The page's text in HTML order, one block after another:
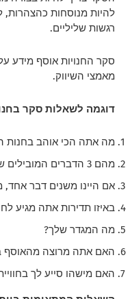
להיות מנוסחות כהצהרות,
רגשות שליליים.
סקר החנויות אוסף מידע
מאמצי השיווק.
דוגמה לשאלות סקר
מה אתה הכי אוהב בחנות
מהם 3 הדברים המובילים שאתה לא אוהב בחנות הזו?
אם היינו משנים דבר
באיזו תדירות אתה מגיע
מה המגדר שלך?
האם אתה מרוצה מהאוסף
האם מישהו סייע לך